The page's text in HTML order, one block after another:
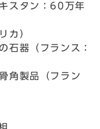
タン：60万年
）
石器（フランス：
角製品（フラン